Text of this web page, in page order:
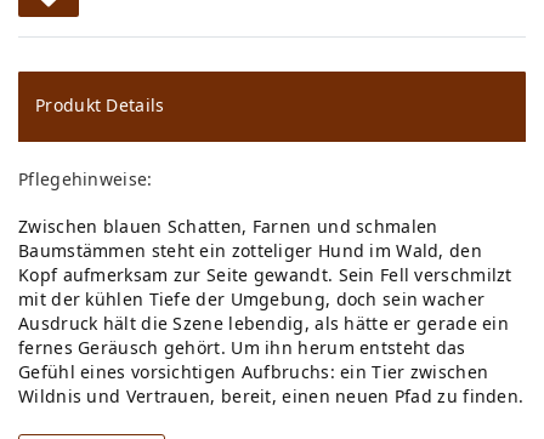
W
u
ns
ch
lis
te
Produkt Details
Pflegehinweise:
Zwischen blauen Schatten, Farnen und schmalen
Baumstämmen steht ein zotteliger Hund im Wald, den
Kopf aufmerksam zur Seite gewandt. Sein Fell verschmilzt
mit der kühlen Tiefe der Umgebung, doch sein wacher
Ausdruck hält die Szene lebendig, als hätte er gerade ein
fernes Geräusch gehört. Um ihn herum entsteht das
Gefühl eines vorsichtigen Aufbruchs: ein Tier zwischen
Wildnis und Vertrauen, bereit, einen neuen Pfad zu finden.